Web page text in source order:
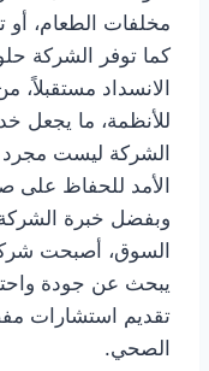
مخلفات الطعام، أو
كما توفر الشركة
الانسداد
للأنظمة، ما يجعل
الشركة ليست
الأمد للحفاظ على
وبفضل خبرة
السوق، أصبحت
يبحث عن جودة
تقديم استشارات
الصحي.